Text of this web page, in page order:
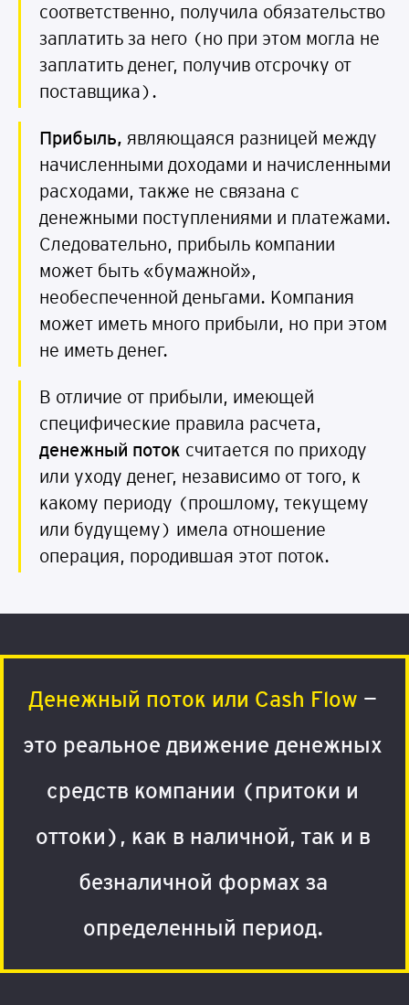
соответственно, получила обязательство
заплатить за него (но при этом могла не
заплатить денег, получив отсрочку от
поставщика).
Прибыль, являющаяся разницей между
начисленными доходами и начисленными
расходами, также не связана с
денежными поступлениями и платежами.
Следовательно, прибыль компании
может быть «бумажной»,
необеспеченной деньгами. Компания
может иметь много прибыли, но при этом
не иметь денег.
В отличие от прибыли, имеющей
специфические правила расчета,
денежный поток считается по приходу
или уходу денег, независимо от того, к
какому периоду (прошлому, текущему
или будущему) имела отношение
операция, породившая этот поток.
Денежный поток или Cash Flow —
это реальное движение денежных
средств компании (притоки и
оттоки), как в наличной, так и в
безналичной формах за
определенный период.